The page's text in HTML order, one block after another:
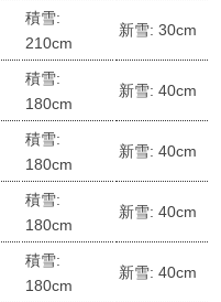
積雪:
210cm
新雪: 30cm
積雪:
180cm
新雪: 40cm
積雪:
180cm
新雪: 40cm
積雪:
180cm
新雪: 40cm
積雪:
180cm
新雪: 40cm